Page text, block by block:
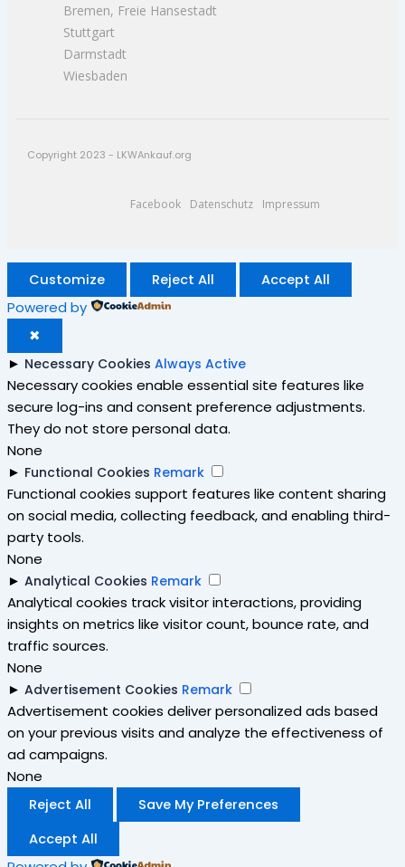
Bremen, Freie Hansestadt
Stuttgart
Darmstadt
Wiesbaden
Copyright 2023 - LKWAnkauf.org
Facebook Datenschutz Impressum
Customize Reject All Accept All
Powered by
✖
► Necessary Cookies Always Active
Necessary cookies enable essential site features like
secure log-ins and consent preference adjustments.
They do not store personal data.
None
► Functional Cookies Remark
Functional cookies support features like content sharing
on social media, collecting feedback, and enabling third-
party tools.
None
► Analytical Cookies Remark
Analytical cookies track visitor interactions, providing
insights on metrics like visitor count, bounce rate, and
traffic sources.
None
► Advertisement Cookies Remark
Advertisement cookies deliver personalized ads based
on your previous visits and analyze the effectiveness of
ad campaigns.
None
Reject All
Save My Preferences
Accept All